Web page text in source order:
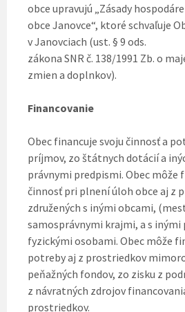
obce upravujú „Zásady
obce Janovce“, ktoré schvaľuje
v Janovciach (ust. § 9 ods.
zákona SNR č. 138/1991 Zb. o
zmien a doplnkov).
Financovanie
Obec financuje svoju činnosť a
príjmov, zo štátnych dotácií a
právnymi predpismi. Obec môže
činnosť pri plnení úloh obce aj z
združených s inými obcami,
samosprávnymi krajmi, a s inými
fyzickými osobami. Obec môže
potreby aj z prostriedkov
peňažných fondov, zo zisku z
z návratných zdrojov
prostriedkov.